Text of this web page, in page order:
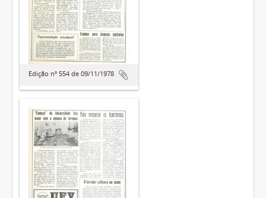
Edição nº 554 de 09/11/1978